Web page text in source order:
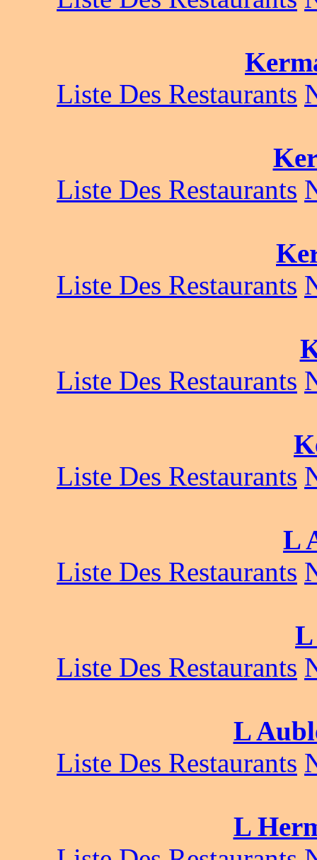
Liste Des Restaurants
Liste Des Restaurants
Liste Des Restaurants
Liste Des Restaurants
Liste Des Restaurants
L
Liste Des Restaurants
L
Liste Des Restaurants
L
Liste Des Restaurants
L